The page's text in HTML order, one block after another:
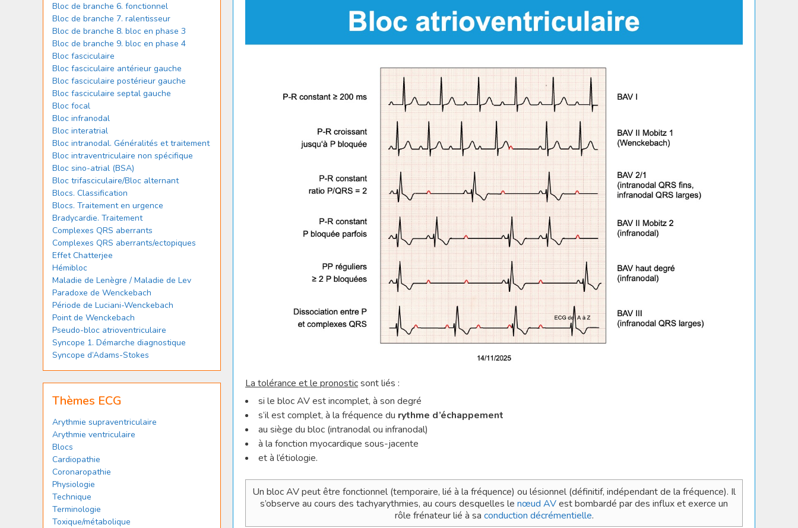
La tolérance et le pronosticsont liés :
si le bloc AV est incomplet, à son degré
s’il est complet, à la fréquence du rythme d’échappement
au siège du bloc (intranodal ou infranodal)
à la fonction myocardique sous-jacente
et à l’étiologie.
Un bloc AV peut être fonctionnel (temporaire, lié à la fréquence) ou lésionnel (définitif, indépendant de la fréquence). Il
s’observe au cours des tachyarythmies, au cours desquelles le nœud AVest bombardé par des influx et exerce un
rôle frénateur lié à sa conduction décrémentielle.
Bloc de branche 6. fonctionnel
Bloc de branche 7. ralentisseur
Bloc de branche 8. bloc en phase 3
Bloc de branche 9. bloc en phase 4
Bloc fasciculaire
Bloc fasciculaire antérieur gauche
Bloc fasciculaire postérieur gauche
Bloc fasciculaire septal gauche
Bloc focal
Bloc infranodal
Bloc interatrial
Bloc intranodal. Généralités et traitement
Bloc intraventriculaire non spécifique
Bloc sino-atrial (BSA)
Bloc trifasciculaire/Bloc alternant
Blocs. Classification
Blocs. Traitement en urgence
Bradycardie. Traitement
Complexes QRS aberrants
Complexes QRS aberrants/ectopiques
Effet Chatterjee
Hémibloc
Maladie de Lenègre / Maladie de Lev
Paradoxe de Wenckebach
Période de Luciani-Wenckebach
Point de Wenckebach
Pseudo-bloc atrioventriculaire
Syncope 1. Démarche diagnostique
Syncope d’Adams-Stokes
Thèmes ECG
Arythmie supraventriculaire
Arythmie ventriculaire
Blocs
Cardiopathie
Coronaropathie
Physiologie
Technique
Terminologie
Toxique/métabolique